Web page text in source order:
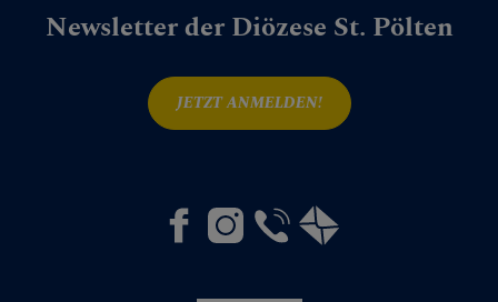
Newsletter der Diözese St. Pölten
JETZT ANMELDEN!